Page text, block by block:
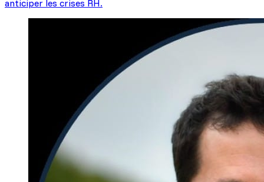
anticiper les crises RH.